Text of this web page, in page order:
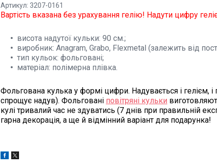
Артикул: 3207-0161
Вартість вказана без урахування гелію! Надути цифру
висота надутої кульки: 90 см.;
виробник: Anagram, Grabo, Flexmetal (залежить від
тип кульок: фольговані;
матеріал: полімерна плівка.
Фольгована кулька у формі цифри. Надувається і гелієм,
спрощує надув). Фольговані повітряні кульки
кулі тривалий час не здуватись (7 днів при правильній
гарна декорація, а ще й відмінний варіант для подарунка!